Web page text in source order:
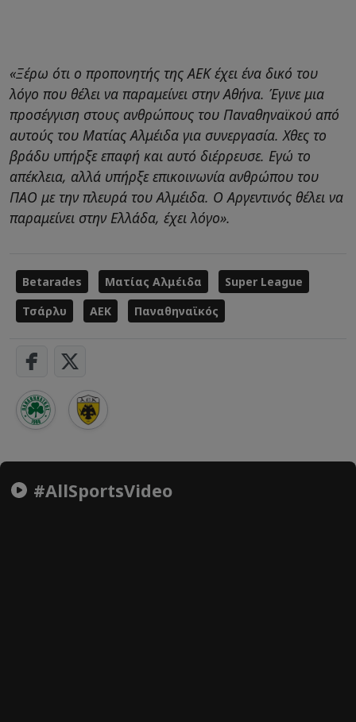
«Ξέρω ότι ο προπονητής της ΑΕΚ έχει ένα δικό του
λόγο που θέλει να παραμείνει στην Αθήνα. Έγινε μια
προσέγγιση στους ανθρώπους του Παναθηναϊκού από
αυτούς του Ματίας Αλμέιδα για συνεργασία. Χθες το
βράδυ υπήρξε επαφή και αυτό διέρρευσε. Εγώ το
απέκλεια, αλλά υπήρξε επικοινωνία ανθρώπου του
ΠΑΟ με την πλευρά του Αλμέιδα. Ο Αργεντινός θέλει να
παραμείνει στην Ελλάδα, έχει λόγο».
Betarades Ματίας Αλμέιδα
Super League
Τσάρλυ
ΑΕΚ Παναθηναϊκός
#AllSportsVideo